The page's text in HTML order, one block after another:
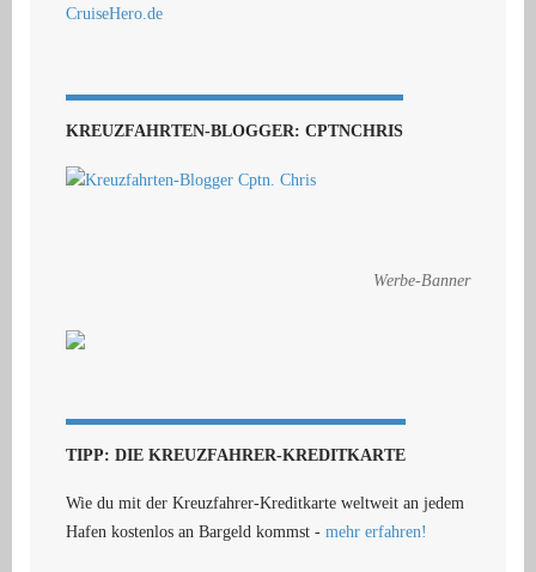
KREUZFAHRTEN-BLOGGER: CPTNCHRIS
Werbe-Banner
TIPP: DIE KREUZFAHRER-KREDITKARTE
Wie du mit der Kreuzfahrer-Kreditkarte weltweit an jedem
Hafen kostenlos an Bargeld kommst - mehr erfahren!